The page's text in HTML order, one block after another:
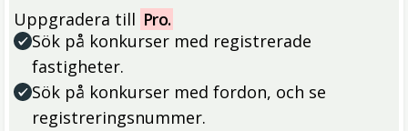
Uppgradera till Pro.
Sök på konkurser med registrerade
fastigheter.
Sök på konkurser med fordon, och se
registreringsnummer.